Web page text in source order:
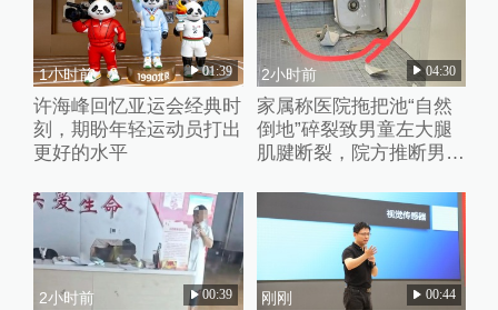
1小时前 01:39
许海峰回忆亚运会经典时
刻，期盼年轻运动员打出
更好的水平
2小时前 04:30
家属称医院拖把池“自然
倒地”碎裂致男童左大腿
肌腱断裂，院方推断男童
倒
2小时前 00:39 刚刚 00:44